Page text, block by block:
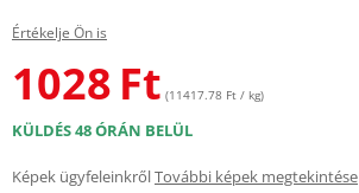
Értékelje Ön is
1028 Ft (11417.78 Ft / kg)
KÜLDÉS 48 ÓRÁN BELÜL
Képek ügyfeleinkrőlTovábbi képek megtekintése